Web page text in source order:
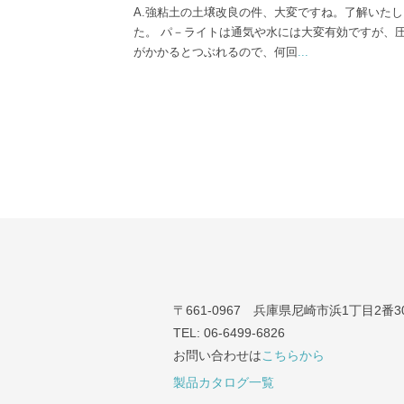
A.強粘土の土壌改良の件、大変ですね。了解いたし
た。 パ－ライトは通気や水には大変有効ですが、
がかかるとつぶれるので、何回 ...
〒661-0967 兵庫県尼崎市浜1丁目2番
TEL: 06-6499-6826
お問い合わせはこちらから
製品カタログ一覧